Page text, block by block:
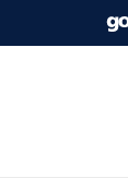
Skip to main